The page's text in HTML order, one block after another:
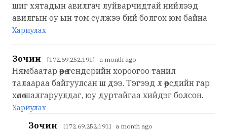
шиг хятадын авилгач луйварчидтай нийлээд
авилгын оу ын том сүлжээ бий болгох юм байна
Хариулах
Зочин [172.69.252.191] a month ago
Нямбаатар өөрөө тендерийн хороогоо танил
талаараа байгуулсан ш дээ. Тэгээд л өөрсдийн гар
хөлөө шалгаруулдаг, юу дуртайгаа хийдэг болсон.
Хариулах
Зочин [172.69.252.191] a month ago